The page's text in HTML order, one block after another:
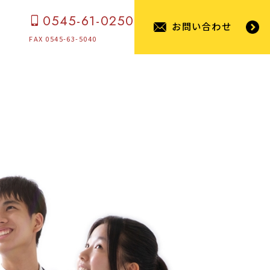
0545-61-0250
FAX 0545-63-5040
お問い合わせ